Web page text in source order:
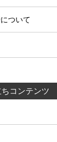
ついて
コンテンツ